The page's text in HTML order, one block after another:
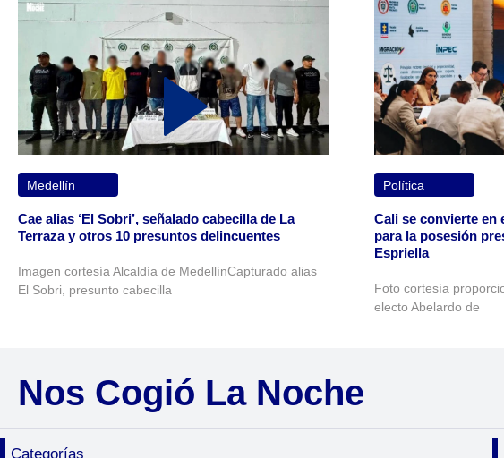
Medellín
Cae alias ‘El Sobri’, señalado cabecilla de La
Terraza y otros 10 presuntos delincuentes
Imagen cortesía Alcaldía de MedellínCapturado alias
El Sobri, presunto cabecilla
Política
Cali se convierte en
para la posesión
Espriella
Foto cortesía
electo Abelardo de
Nos Cogió La Noche
Categorías